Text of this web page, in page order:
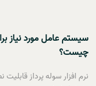
سيستم عامل مورد نياز
چيست؟